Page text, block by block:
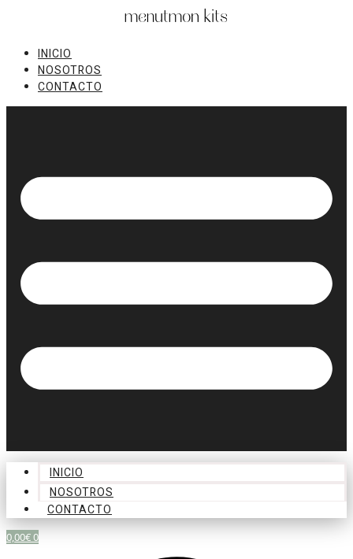
contenidoINICIO
NOSOTROS
CONTACTO
INICIO
NOSOTROS
CONTACTO
0,00€0